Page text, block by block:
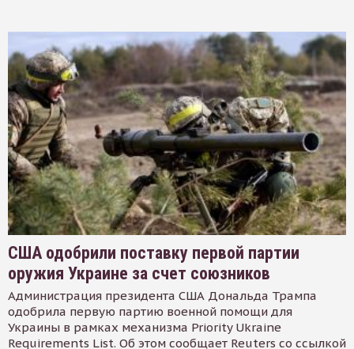
США одобрили поставку первой партии
оружия Украине за счет союзников
Администрация президента США Дональда Трампа
одобрила первую партию военной помощи для
Украины в рамках механизма Priority Ukraine
Requirements List. Об этом сообщает Reuters со ссылкой